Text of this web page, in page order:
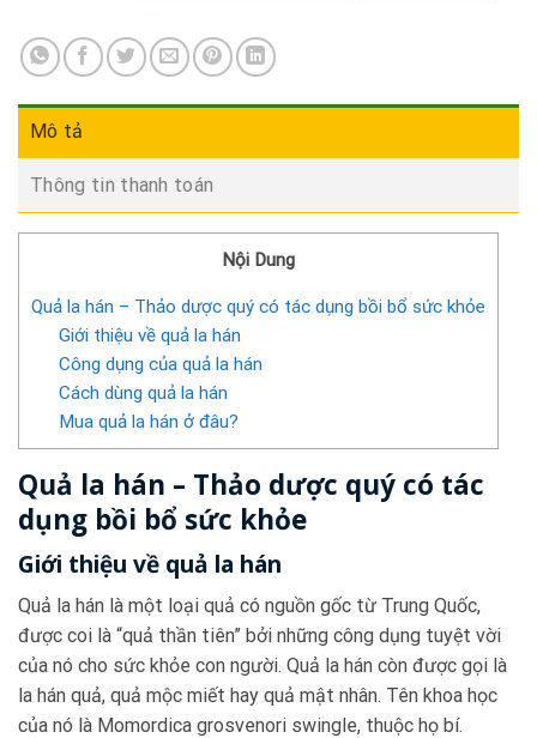
Mô tả
Thông tin thanh toán
Nội Dung
Quả la hán – Thảo dược quý có tác dụng bồi bổ sức khỏe
Giới thiệu về quả la hán
Công dụng của quả la hán
Cách dùng quả la hán
Mua quả la hán ở đâu?
Quả la hán – Thảo dược quý có tác
dụng bồi bổ sức khỏe
Giới thiệu về quả la hán
Quả la hán là một loại quả có nguồn gốc từ Trung Quốc,
được coi là “quả thần tiên” bởi những công dụng tuyệt vời
của nó cho sức khỏe con người. Quả la hán còn được gọi là
la hán quả, quả mộc miết hay quả mật nhân. Tên khoa học
của nó là Momordica grosvenori swingle, thuộc họ bí.